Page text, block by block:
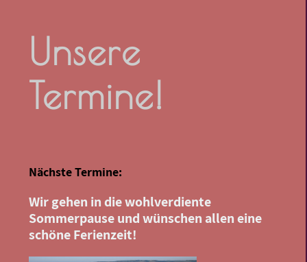
Unsere
Termine!
Nächste Termine:
Wir gehen in die wohlverdiente
Sommerpause und wünschen allen eine
schöne Ferienzeit!